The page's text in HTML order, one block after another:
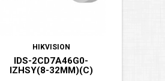
HIKVISION
IDS-2CD7A46G0-
IZHSY(8-32MM)(C)